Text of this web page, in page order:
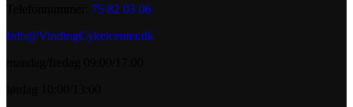
75 82 03 06
Info@VindingCykelcenter.dk